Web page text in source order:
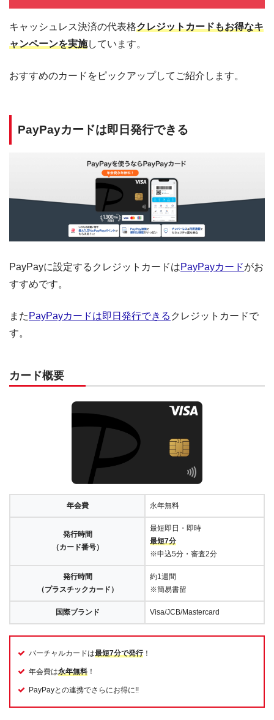
キャッシュレス決済の代表格クレジットカードもお得なキ
ャンペーンを実施しています。
おすすめのカードをピックアップしてご紹介します。
PayPayカードは即日発行できる
PayPayに設定するクレジットカードはPayPayカードがお
すすめです。
また PayPayカードは即日発行できる クレジットカードで
す。
カード概要
年会費 永年無料
発行時間
（カード番号）
最短即日・即時
最短7分
※申込5分・審査2分
発行時間
（プラスチックカード）
約1週間
※簡易書留
国際ブランド Visa/JCB/Mastercard
バーチャルカードは最短7分で発行！
年会費は永年無料 ！
PayPayとの連携でさらにお得に!!